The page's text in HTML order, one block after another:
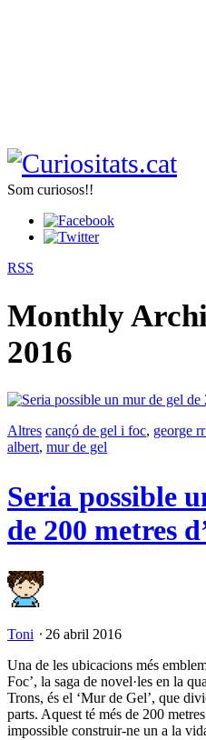
Som curiosos!!
RSS
Monthly
2016
Altres cançó de gel i foc, george
albert, mur de gel
Seria possible
de 200 metres
Toni ⋅ 26 abril 2016
Una de les ubicacions més
Foc’, la saga de novel·les en la
Trons, és el ‘Mur de Gel’, que
parts. Aquest té més de 200
impossible construir-ne un a la